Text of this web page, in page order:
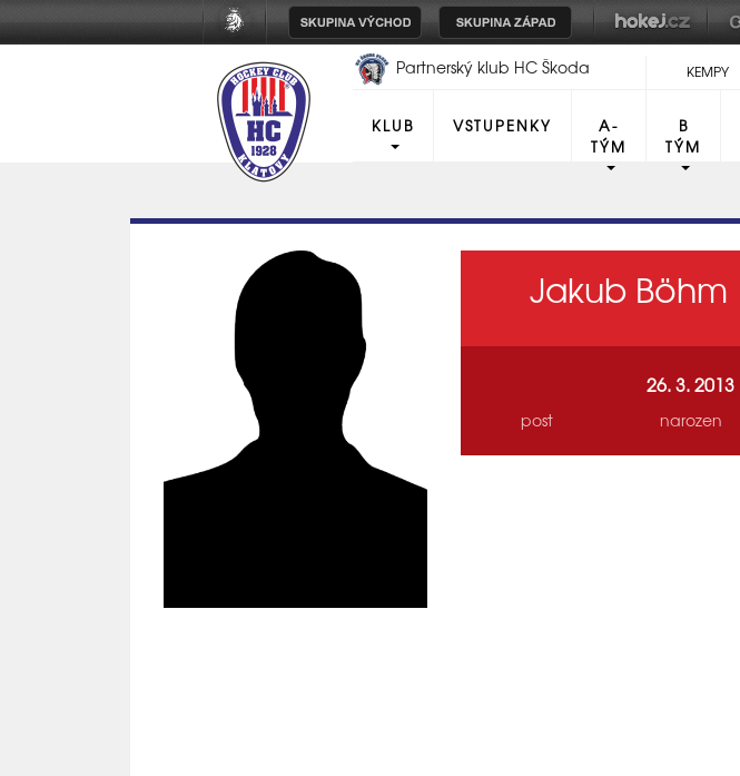
Partnerský klub HC Škoda
KEMPY
KLUB VSTUPENKY
A-
TÝM
B
TÝM
Jakub Böhm
post
26. 3. 2013
narozen